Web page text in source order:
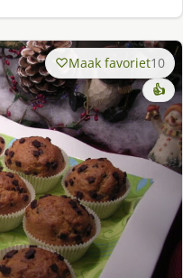
Maak favoriet10
👍